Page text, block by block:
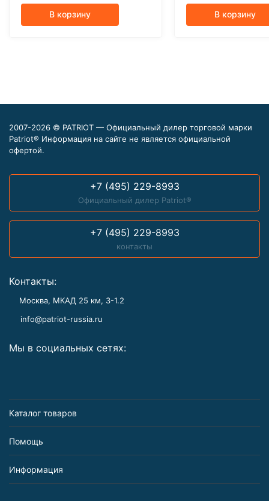
В корзину В корзину
2007-2026 © PATRIOT — Официальный дилер торговой марки
Patriot® Информация на сайте не является официальной
офертой.
+7 (495) 229-8993
Официальный дилер Patriot®
+7 (495) 229-8993
контакты
Контакты:
Москва, МКАД 25 км, З-1.2
info@patriot-russia.ru
Мы в социальных сетях:
Каталог товаров
Помощь
Информация